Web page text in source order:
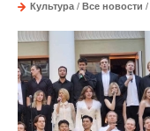
Культура / Все новости /